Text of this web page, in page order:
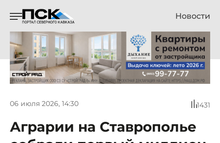
Новости
06 июля 2026, 14:30 1431
Аграрии на Ставрополье